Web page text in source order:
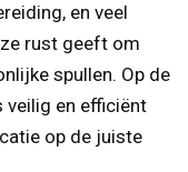
en veel
rust geeft om
spullen. Op de
veilig en efficiënt
op de juiste